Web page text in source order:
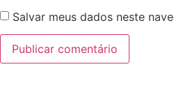
Salvar meus dados neste